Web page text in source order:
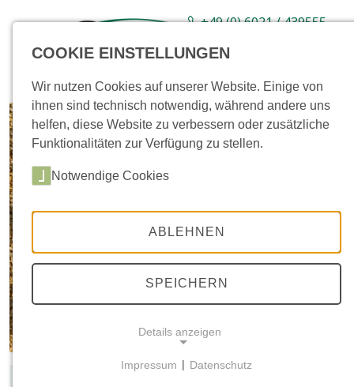
+49 (0) 6021 / 439555-
Sortiment Neuware Aktionsartikel
COOKIE EINSTELLUNGEN
Wir nutzen Cookies auf unserer Website. Einige von
ihnen sind technisch notwendig, während andere uns
helfen, diese Website zu verbessern oder zusätzliche
Funktionalitäten zur Verfügung zu stellen.
Notwendige Cookies
ABLEHNEN
SPEICHERN
Details anzeigen
Impressum | Datenschutz